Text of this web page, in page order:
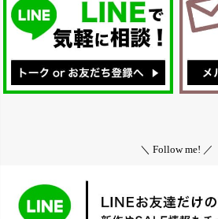
＼ Follow me! ／